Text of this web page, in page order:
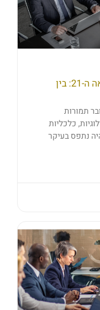
התפתחות תפקיד הדירקטוריון במאה ה-21: בין
הדירקטוריון במאה ה-21 עובר תמורות
כלכליות
נתפס בעיקר